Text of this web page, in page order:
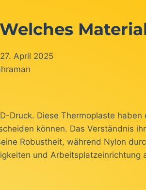
April 2025
Druck. Diese Thermoplaste haben
können. Das Verständnis
Robustheit, während Nylon
und Arbeitsplatzeinrichtung